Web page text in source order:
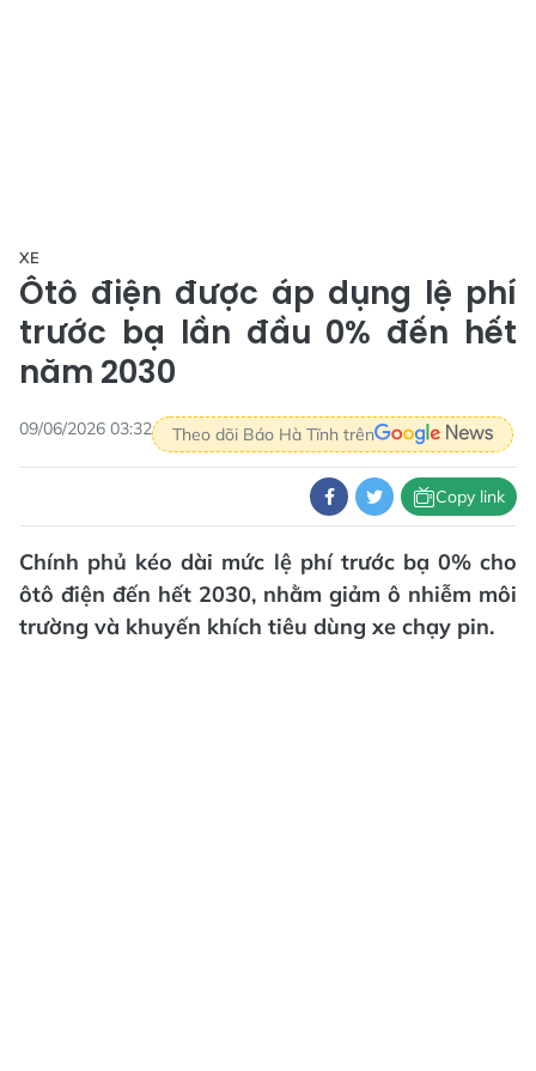
XE
Ôtô điện được áp dụng lệ phí
trước bạ lần đầu 0% đến hết
năm 2030
09/06/2026 03:32 Theo dõi Báo Hà Tĩnh trên
Copy link
Chính phủ kéo dài mức lệ phí trước bạ 0% cho
ôtô điện đến hết 2030, nhằm giảm ô nhiễm môi
trường và khuyến khích tiêu dùng xe chạy pin.